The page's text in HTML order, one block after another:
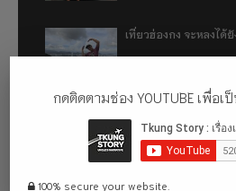
เที่ยวฮ่องกง จะหลงได้ยั
เที่ยวฮ่องกง จะหลงได้ยั
กดติดตามช่อง YOUTUBE เพื่อ
100% secure your website.